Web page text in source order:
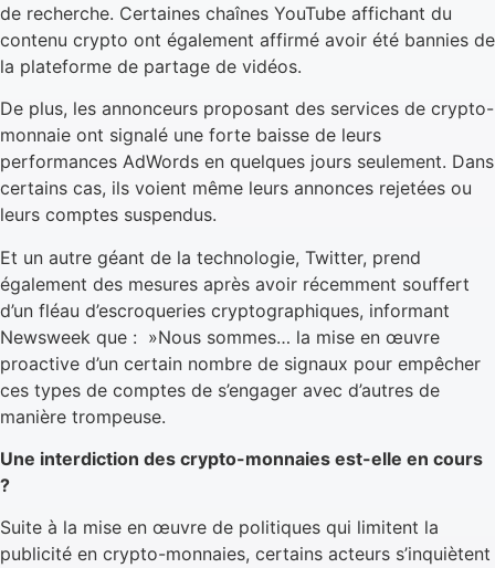
de recherche. Certaines chaînes YouTube affichant du
contenu crypto ont également affirmé avoir été bannies de
la plateforme de partage de vidéos.
De plus, les annonceurs proposant des services de crypto-
monnaie ont signalé une forte baisse de leurs
performances AdWords en quelques jours seulement. Dans
certains cas, ils voient même leurs annonces rejetées ou
leurs comptes suspendus.
Et un autre géant de la technologie, Twitter, prend
également des mesures après avoir récemment souffert
d’un fléau d’escroqueries cryptographiques, informant
Newsweek que : »Nous sommes… la mise en œuvre
proactive d’un certain nombre de signaux pour empêcher
ces types de comptes de s’engager avec d’autres de
manière trompeuse.
Une interdiction des crypto-monnaies est-elle en cours
?
Suite à la mise en œuvre de politiques qui limitent la
publicité en crypto-monnaies, certains acteurs s’inquiètent